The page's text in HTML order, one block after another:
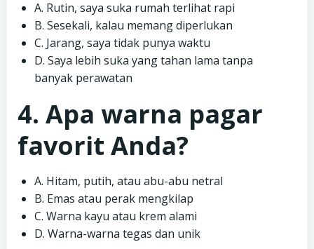
A. Rutin, saya suka rumah terlihat rapi
B. Sesekali, kalau memang diperlukan
C. Jarang, saya tidak punya waktu
D. Saya lebih suka yang tahan lama tanpa
banyak perawatan
4. Apa warna pagar
favorit Anda?
A. Hitam, putih, atau abu-abu netral
B. Emas atau perak mengkilap
C. Warna kayu atau krem alami
D. Warna-warna tegas dan unik